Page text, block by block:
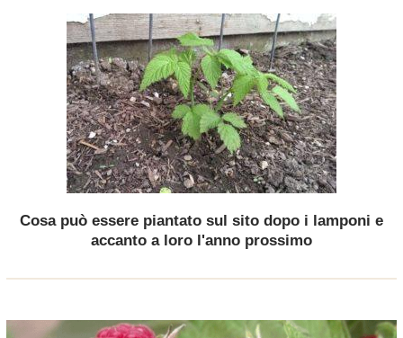
Cosa può essere piantato sul sito dopo i lamponi e
accanto a loro l'anno prossimo